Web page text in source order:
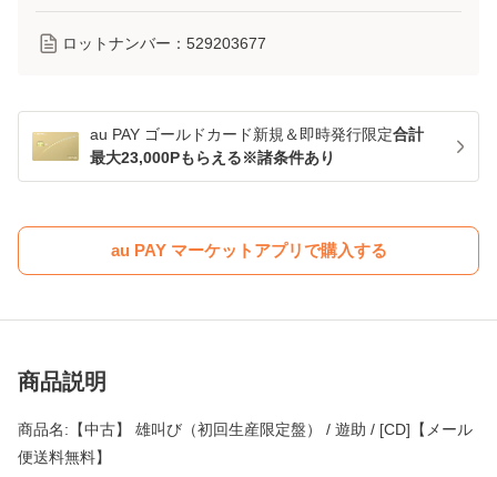
ロットナンバー： 529203677
au PAY ゴールドカード新規＆即時発行限定合計
最大23,000Pもらえる※諸条件あり
au PAY マーケットアプリで購入する
商品説明
商品名:【中古】 雄叫び（初回生産限定盤） / 遊助 / [CD]【メール
便送料無料】